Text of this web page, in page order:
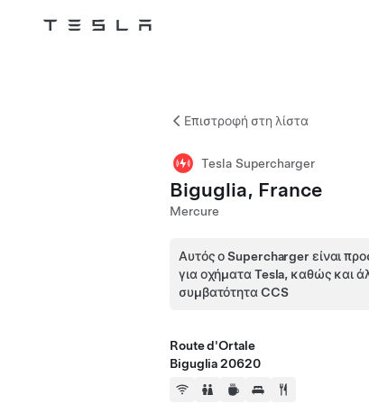
Tesla
Επιστροφή στη λίστα
Tesla Supercharger
Biguglia, France
Mercure
Αυτός ο Supercharger είναι
για οχήματα Tesla, καθώς και
συμβατότητα CCS
Route d'Ortale
Biguglia 20620